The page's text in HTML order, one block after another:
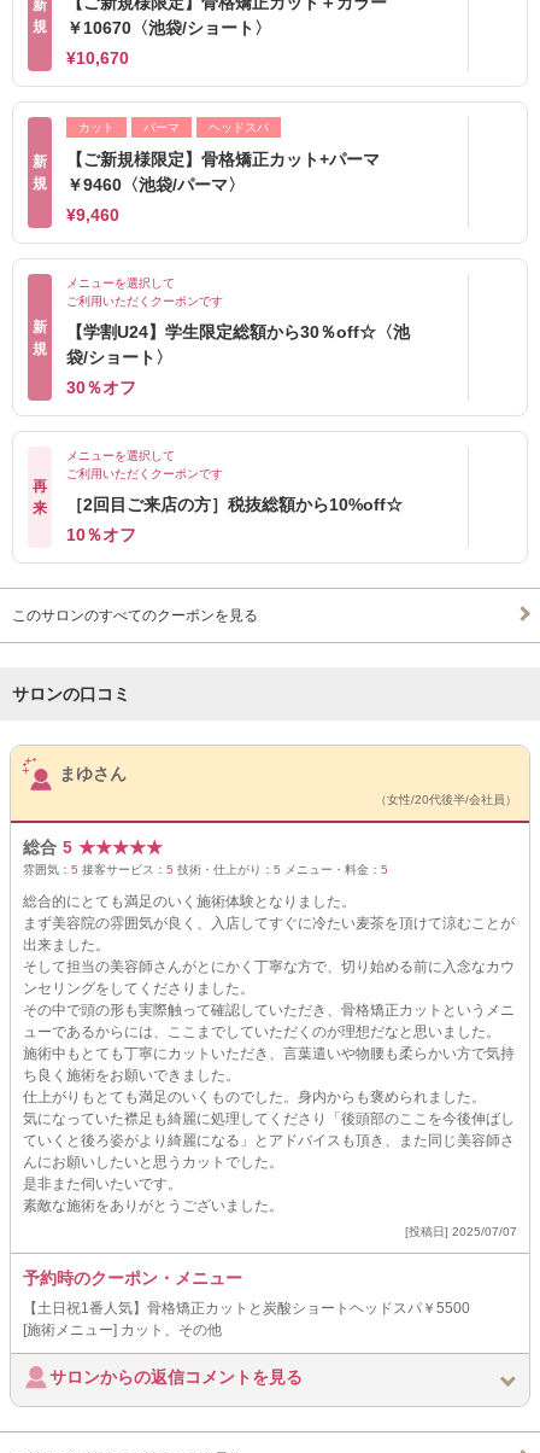
新
規
￥10670〈池袋/ショート〉
¥10,670
新
規
カット パーマ ヘッドスパ
【ご新規様限定】骨格矯正カット+パーマ
￥9460〈池袋/パーマ〉
¥9,460
新
規
メニューを選択して
ご利用いただくクーポンです
【学割U24】学生限定総額から30％off☆〈池
袋/ショート〉
30％オフ
再
来
メニューを選択して
ご利用いただくクーポンです
［2回目ご来店の方］税抜総額から10%off☆
10％オフ
このサロンのすべてのクーポンを見る
サロンの口コミ
サロンPick Up
まゆさん
（女性/20代後半/会社員）
総合 5 ★★★★★
雰囲気： 5 接客サービス： 5 技術・仕上がり： 5 メニュー・料金： 5
総合的にとても満足のいく施術体験となりました。
まず美容院の雰囲気が良く、入店してすぐに冷たい麦茶を頂けて涼むことが
出来ました。
そして担当の美容師さんがとにかく丁寧な方で、切り始める前に入念なカウ
ンセリングをしてくださりました。
その中で頭の形も実際触って確認していただき、骨格矯正カットというメニ
ューであるからには、ここまでしていただくのが理想だなと思いました。
施術中もとても丁寧にカットいただき、言葉遣いや物腰も柔らかい方で気持
ち良く施術をお願いできました。
仕上がりもとても満足のいくものでした。身内からも褒められました。
気になっていた襟足も綺麗に処理してくださり「後頭部のここを今後伸ばし
ていくと後ろ姿がより綺麗になる」とアドバイスも頂き、また同じ美容師さ
んにお願いしたいと思うカットでした。
是非また伺いたいです。
素敵な施術をありがとうございました。
[投稿日] 2025/07/07
予約時のクーポン・メニュー
【土日祝1番人気】骨格矯正カットと炭酸ショートヘッドスパ￥5500
[施術メニュー] カット、その他
サロンからの返信コメントを見る